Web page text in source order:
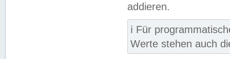
addieren.
ℹ️ Für
Werte stehen auch